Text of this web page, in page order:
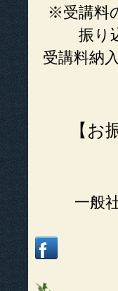
※受講料
振り
受講料納
【
一般